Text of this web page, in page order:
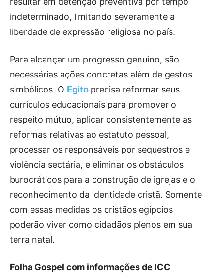
indeterminado, limitando severamente a
liberdade de expressão religiosa no país.
Para alcançar um progresso genuíno, são
necessárias ações concretas além de gestos
simbólicos. O Egito precisa reformar seus
currículos educacionais para promover o
respeito mútuo, aplicar consistentemente as
reformas relativas ao estatuto pessoal,
processar os responsáveis por sequestros e
violência sectária, e eliminar os obstáculos
burocráticos para a construção de igrejas e o
reconhecimento da identidade cristã. Somente
com essas medidas os cristãos egípcios
poderão viver como cidadãos plenos em sua
terra natal.
Folha Gospel com informações de ICC